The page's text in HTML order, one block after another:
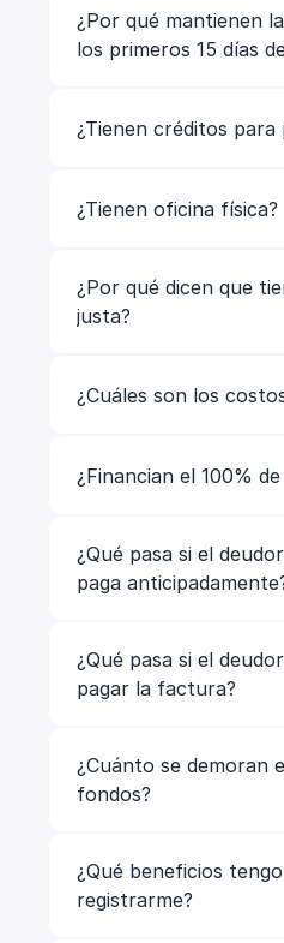
¿Por qué mantienen
los primeros 15 días
¿Tienen créditos para
¿Tienen oficina física?
¿Por qué dicen que
justa?
¿Cuáles son los
¿Financian el 100%
¿Qué pasa si el
paga
¿Qué pasa si el
pagar la factura?
¿Cuánto se demoran
fondos?
¿Qué beneficios
registrarme?